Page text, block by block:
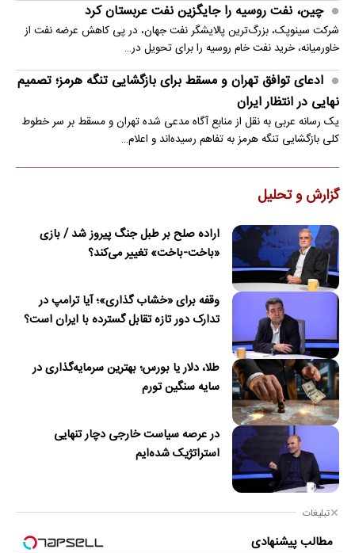
چین، نفت روسیه را جایگزین نفت عربستان کرد
شرکت سینوپک، بزرگ‌ترین پالایشگر نفت جهان، در پی کاهش عرضه نفت از
خاورمیانه، خرید نفت خام روسیه را برای تحویل در…
ادعای توافق تهران و مسقط برای بازگشایی تنگه هرمز؛ تصمیم
نهایی در انتظار ایران
یک رسانه عربی به نقل از منابع آگاه مدعی شده تهران و مسقط بر سر خطوط
کلی بازگشایی تنگه هرمز به تفاهم رسیده‌اند و اعلام…
گزارش و تحلیل
اراده صلح بر طبل جنگ پیروز شد / بازی
«باخت-باخت» تغییر می‌کند؟
وقفه برای «خشاب گذاری»؛ آیا ترامپ در
تدارک دور تازه تقابل گسترده با ایران است؟
طلا، دلار یا بورس؛ بهترین سرمایه‌گذاری در
سایه سنگین تورم
در عرصه سیاست خارجی دچار تنهایی
استراتژیک شده‌ایم
تبلیغات
مطالب پیشنهادی